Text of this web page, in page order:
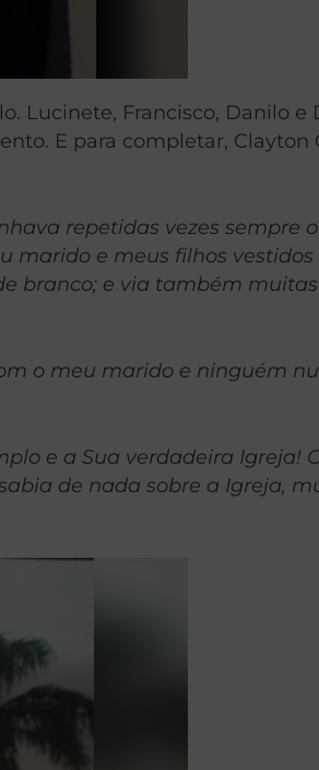
Lucinete, Francisco, Danilo e
E para completar, Clayton
repetidas vezes sempre
marido e meus filhos
branco; e via também muitas
o meu marido e ninguém
e a Sua verdadeira Igreja!
de nada sobre a Igreja,